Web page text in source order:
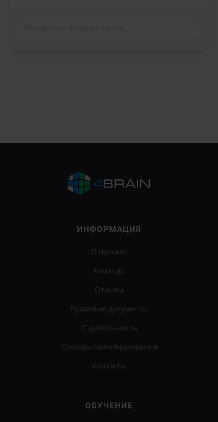
ИНФОРМАЦИЯ
О проекте
Команда
Отзывы
Правовые документы
IT деятельность
Словарь самообразования
Контакты
ОБУЧЕНИЕ